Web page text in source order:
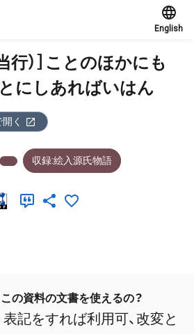
English
行）］ことのほかにも
にしあればいはん
く
収録:絵入源氏物語
の資料の文書を使えるの？
記をすれば利用可、改変と